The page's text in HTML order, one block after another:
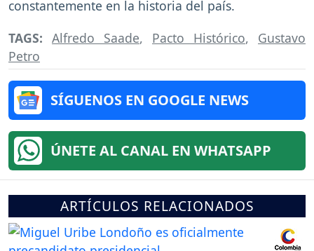
constantemente en la historia del país.
TAGS: Alfredo Saade, Pacto Histórico, Gustavo
Petro
SÍGUENOS EN GOOGLE NEWS
ÚNETE AL CANAL EN WHATSAPP
ARTÍCULOS RELACIONADOS